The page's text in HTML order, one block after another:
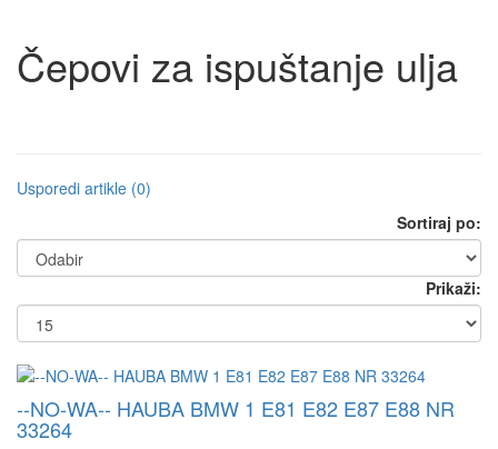
Čepovi za ispuštanje ulja
Usporedi artikle (0)
Sortiraj po:
Prikaži:
--NO-WA-- HAUBA BMW 1 E81 E82 E87 E88 NR
33264